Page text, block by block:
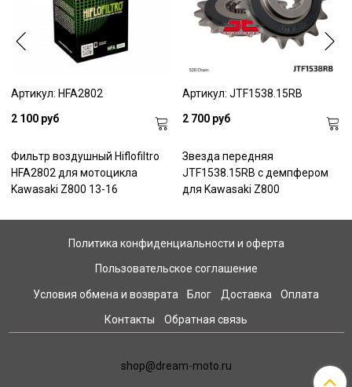
Артикул: HFA2802
2 100 руб
Фильтр воздушный Hiflofiltro
HFA2802 для мотоцикла
Kawasaki Z800 13-16
Артикул: JTF1538.15RB
2 700 руб
Звезда передняя
JTF1538.15RB с демпфером
для Kawasaki Z800
Политика конфиденциальности и оферта
Пользовательское соглашение
Условия обмена и возврата Блог Доставка Оплата
Контакты Обратная связь
shop@dream-moto.ru